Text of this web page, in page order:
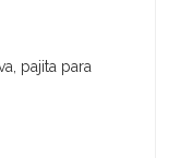
pajita para